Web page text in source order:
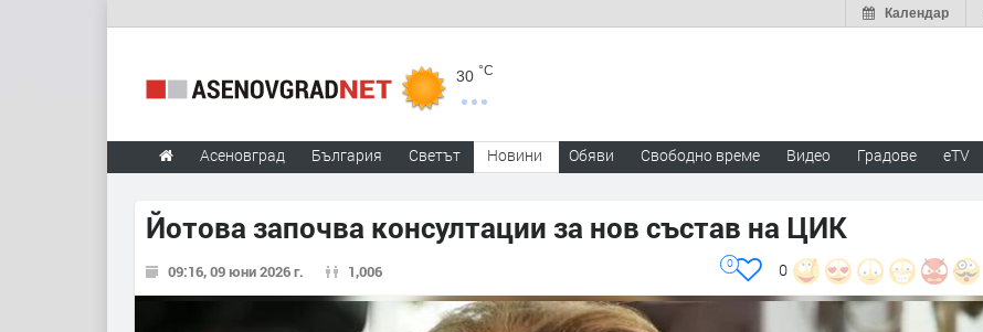
Календар
30 °C
Асеновград България Светът Новини Обяви Свободно време Видео Градове eTV
Йотова започва консултации за нов състав на ЦИК
09:16, 09 юни 2026 г. 1,006 0
0